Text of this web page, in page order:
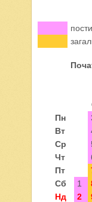
Пн
Вт
Ср
Чт
Пт
Сб
1
Нд
2